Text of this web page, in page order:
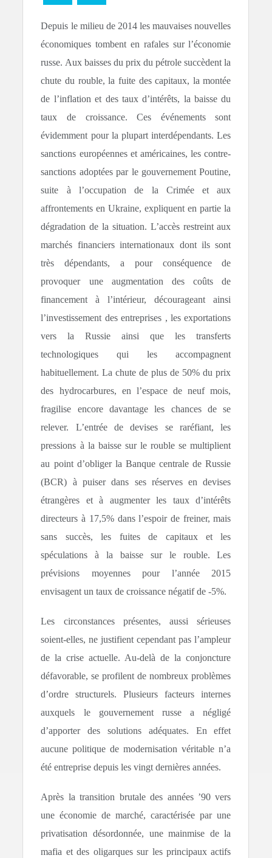
Depuis le milieu de 2014 les mauvaises nouvelles
économiques tombent en rafales sur l’économie
russe. Aux baisses du prix du pétrole succèdent la
chute du rouble, la fuite des capitaux, la montée
de l’inflation et des taux d’intérêts, la baisse du
taux de croissance. Ces événements sont
évidemment pour la plupart interdépendants. Les
sanctions européennes et américaines, les contre-
sanctions adoptées par le gouvernement Poutine,
suite à l’occupation de la Crimée et aux
affrontements en Ukraine, expliquent en partie la
dégradation de la situation. L’accès restreint aux
marchés financiers internationaux dont ils sont
très dépendants, a pour conséquence de
provoquer une augmentation des coûts de
financement à l’intérieur, décourageant ainsi
l’investissement des entreprises , les exportations
vers la Russie ainsi que les transferts
technologiques qui les accompagnent
habituellement. La chute de plus de 50% du prix
des hydrocarbures, en l’espace de neuf mois,
fragilise encore davantage les chances de se
relever. L’entrée de devises se raréfiant, les
pressions à la baisse sur le rouble se multiplient
au point d’obliger la Banque centrale de Russie
(BCR) à puiser dans ses réserves en devises
étrangères et à augmenter les taux d’intérêts
directeurs à 17,5% dans l’espoir de freiner, mais
sans succès, les fuites de capitaux et les
spéculations à la baisse sur le rouble. Les
prévisions moyennes pour l’année 2015
envisagent un taux de croissance négatif de -5%.
Les circonstances présentes, aussi sérieuses
soient-elles, ne justifient cependant pas l’ampleur
de la crise actuelle. Au-delà de la conjoncture
défavorable, se profilent de nombreux problèmes
d’ordre structurels. Plusieurs facteurs internes
auxquels le gouvernement russe a négligé
d’apporter des solutions adéquates. En effet
aucune politique de modernisation véritable n’a
été entreprise depuis les vingt dernières années.
Après la transition brutale des années ’90 vers
une économie de marché, caractérisée par une
privatisation désordonnée, une mainmise de la
mafia et des oligarques sur les principaux actifs